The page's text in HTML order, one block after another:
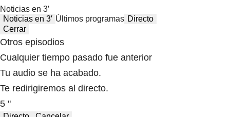
Noticias en 3′
Noticias en 3′ Últimos programas Directo
Cerrar
Otros episodios
Cualquier tiempo pasado fue anterior
Tu audio se ha acabado.
Te redirigiremos al directo.
5 "